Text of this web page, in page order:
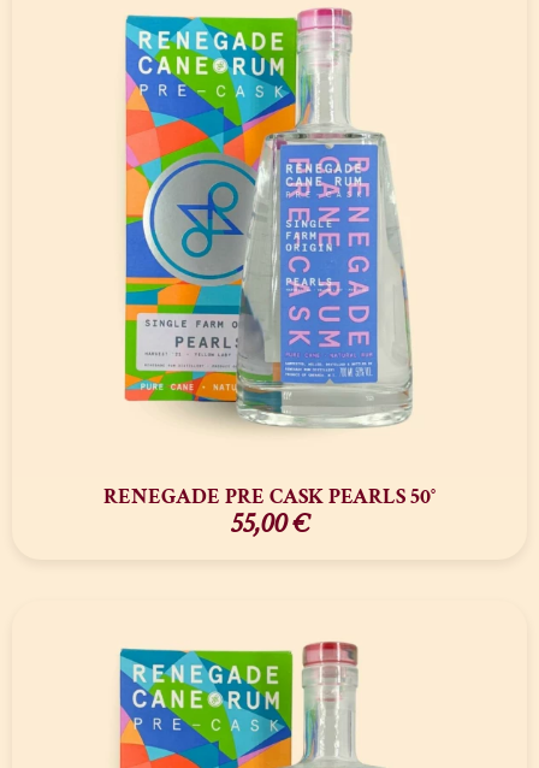
RENEGADE PRE CASK PEARLS 50°
55,00€